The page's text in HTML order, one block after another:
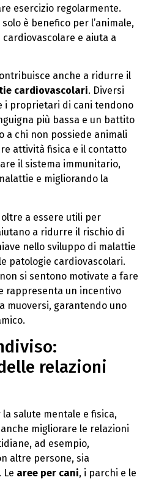
esercizio regolarmente.
è benefico per l’animale,
e aiuta a
anche a ridurre il
cardiovascolari. Diversi
i proprietari di cani tendono
più bassa e un battito
a chi non possiede animali
attività fisica e il contatto
il sistema immunitario,
e migliorando la
a essere utili per
a ridurre il rischio di
nello sviluppo di malattie
patologie cardiovascolari.
si sentono motivate a fare
rappresenta un incentivo
muoversi, garantendo uno
relazioni
salute mentale e fisica,
migliorare le relazioni
ad esempio,
altre persone, sia
Le aree per cani, i parchi e le